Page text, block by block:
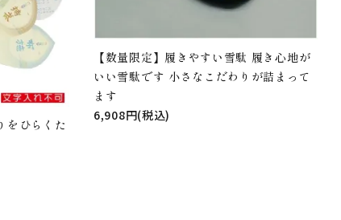
をひらくた
【数量限定】履きやすい雪駄 履き心地が
いい雪駄です 小さなこだわりが詰まって
ます
6,908円(税込)